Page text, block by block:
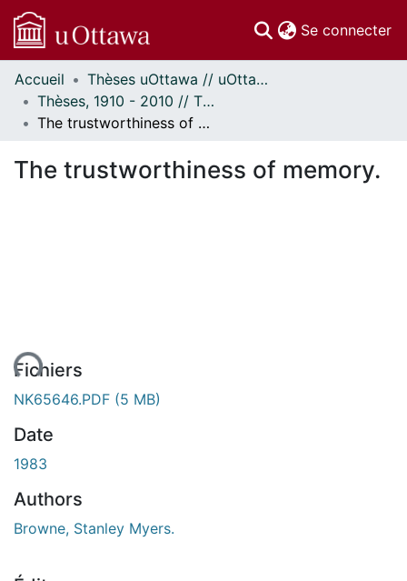
Se connecter
Communautés
et collections
Parcourir
À propos
Accueil
Thèses uOttawa // uOttawa Theses
Thèses, 1910 - 2010 // Theses, 1910 - 2010
The trustworthiness of memory.
The trustworthiness of memory.
Fichiers
NK65646.PDF (5 MB)
Date
1983
Authors
Browne, Stanley Myers.